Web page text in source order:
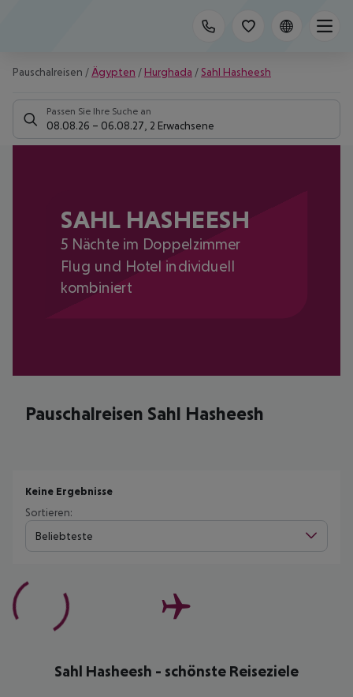
Pauschalreisen / Ägypten / Hurghada / Sahl Hasheesh
Passen Sie Ihre Suche an
08.08.26 – 06.08.27 2 Erwachsene
SAHL HASHEESH
5 Nächte im Doppelzimmer
Flug und Hotel individuell
kombiniert
Pauschalreisen Sahl Hasheesh
Keine Ergebnisse
Sortieren:
Beliebteste
Sahl Hasheesh - schönste Reiseziele